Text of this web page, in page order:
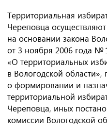
Территориальная
Череповца
на основании закона
от 3 ноября 2006 года №
«О территориальных
в Вологодской области»,
о формировании и
территориальной
Череповца, иных
комиссии Вологодской